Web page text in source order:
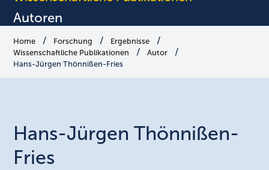
Autoren
Home Forschung
Ergebnisse
Wissenschaftliche Publikationen
Autor
Hans-Jürgen Thönnißen-Fries
Hans-JürgenThönnißen-
Fries